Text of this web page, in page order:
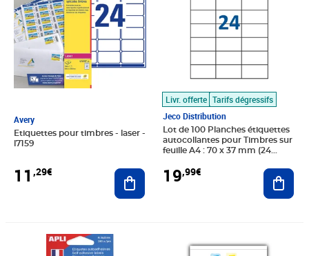
Avery
Etiquettes pour timbres - laser -
l7159
11 ,29€ Ajouter au panier
Livr. offerte Tarifs dégressifs
Jeco Distribution
Lot de 100 Planches étiquettes
autocollantes pour Timbres sur
feuille A4 : 70 x 37 mm (24
19,99€
Prix 3,56€ Prix barré 4,13€
Prix 3,75€